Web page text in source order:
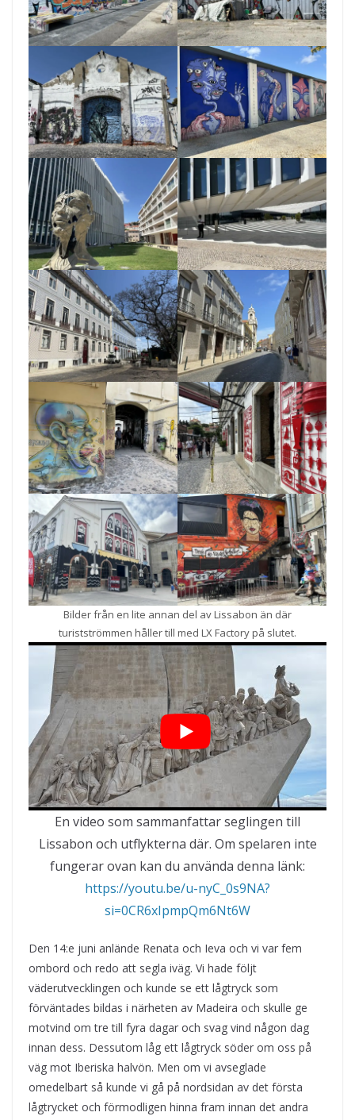
Bilder från en lite annan del av Lissabon än där
turistströmmen håller till med LX Factory på slutet.
En video som sammanfattar seglingen till
Lissabon och utflykterna där. Om spelaren inte
fungerar ovan kan du använda denna länk:
https://youtu.be/u-nyC_0s9NA?
si=0CR6xIpmpQm6Nt6W
Den 14:e juni anlände Renata och Ieva och vi var fem
ombord och redo att segla iväg. Vi hade följt
väderutvecklingen och kunde se ett lågtryck som
förväntades bildas i närheten av Madeira och skulle ge
motvind om tre till fyra dagar och svag vind någon dag
innan dess. Dessutom låg ett lågtryck söder om oss på
väg mot Iberiska halvön. Men om vi avseglade
omedelbart så kunde vi gå på nordsidan av det första
lågtrycket och förmodligen hinna fram innan det andra